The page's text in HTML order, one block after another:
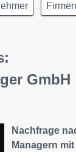
GmbH
Nachfrage
Managern